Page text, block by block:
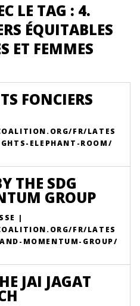
LE TAG : 4.
ÉQUITABLES
ET FEMMES
FONCIERS
FR/LATES
ELEPHANT-ROOM/
THE SDG
GROUP
|
FR/LATES
MOMENTUM-GROUP/
JAI JAGAT